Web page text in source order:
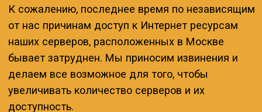
увеличивать количество серверов и их
доступность.
образом, что он хранит в себе все собранные
данные с датчиков во время возможных
оператора, так и на стороне нашего дата-центра,
и отправляет их на серверы как только Интернет
появляется. Так что никакая информация не